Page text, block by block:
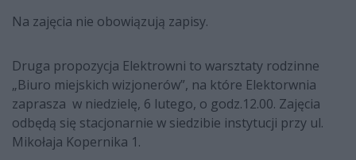
Na zajęcia nie obowiązują zapisy.
Druga propozycja Elektrowni to warsztaty rodzinne
„Biuro miejskich wizjonerów”, na które Elektorwnia
zaprasza w niedzielę, 6 lutego, o godz.12.00. Zajęcia
odbędą się stacjonarnie w siedzibie instytucji przy ul.
Mikołaja Kopernika 1.